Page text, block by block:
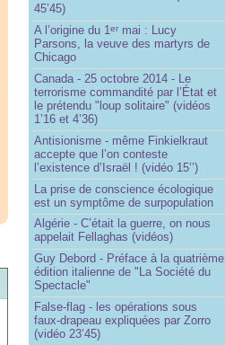
45’45)
A l’origine du 1er mai : Lucy
Parsons, la veuve des martyrs de
Chicago
Canada - 25 octobre 2014 - Le
terrorisme commandité par l’État et
le prétendu "loup solitaire" (vidéos
1’16 et 4’36)
Antisionisme - même Finkielkraut
accepte que l’on conteste
l’existence d’Israël ! (vidéo 15’’)
La prise de conscience écologique
est un symptôme de surpopulation
Algérie - C’était la guerre, on nous
appelait Fellaghas (vidéos)
Guy Debord - Préface à la quatrième
édition italienne de "La Société du
Spectacle"
False-flag - les opérations sous
faux-drapeau expliquées par Zorro
(vidéo 23’45)